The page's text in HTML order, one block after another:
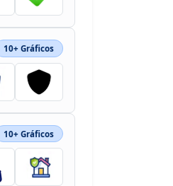
10+ Gráficos
10+ Gráficos